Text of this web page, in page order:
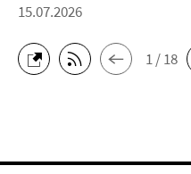
15.07.2026
1 / 18